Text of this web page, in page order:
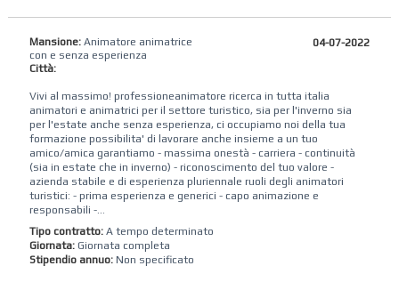
Mansione:Animatore animatrice
con e senza esperienza
Città:
04-07-2022
Vivi al massimo! professioneanimatore ricerca in tutta italia
animatori e animatrici per il settore turistico, sia per l'inverno sia
per l'estate anche senza esperienza, ci occupiamo noi della tua
formazione possibilita' di lavorare anche insieme a un tuo
amico/amica garantiamo - massima onestà - carriera - continuità
(sia in estate che in inverno) - riconoscimento del tuo valore -
azienda stabile e di esperienza pluriennale ruoli degli animatori
turistici: - prima esperienza e generici - capo animazione e
responsabili -...
Tipo contratto:A tempo determinato
Giornata: Giornata completa
Stipendio annuo: Non specificato